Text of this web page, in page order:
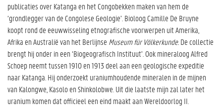
publicaties over Katanga en het Congobekken maken van hem de
‘grondlegger van de Congolese Geologie’. Bioloog Camille De Bruyne
koopt rond de eeuwwisseling etnografische voorwerpen uit Amerika,
Afrika en Australië van het Berlijnse Museum für Völkerkunde. De collectie
brengt hij onder in een ‘Biogeografisch Instituut’. Ook mineraloog Alfred
Schoep neemt tussen 1910 en 1913 deel aan een geologische expeditie
naar Katanga. Hij onderzoekt uraniumhoudende mineralen in de mijnen
van Kalongwe, Kasolo en Shinkolobwe. Uit die laatste mijn zal later het
uranium komen dat officieel een eind maakt aan Wereldoorlog II.